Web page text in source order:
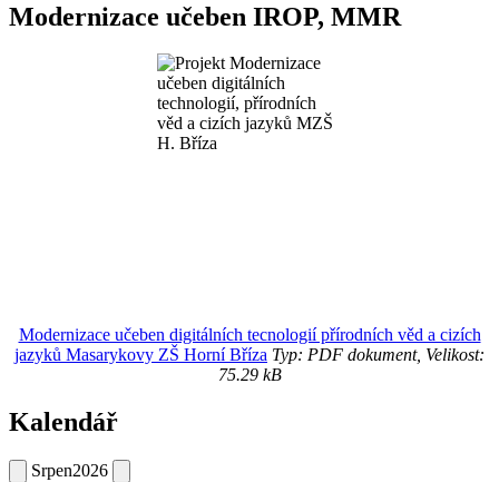
Modernizace učeben IROP, MMR
Modernizace učeben digitálních tecnologií přírodních věd a cizích
jazyků Masarykovy ZŠ Horní Bříza Typ: PDF dokument, Velikost:
75.29 kB
Kalendář
Srpen2026